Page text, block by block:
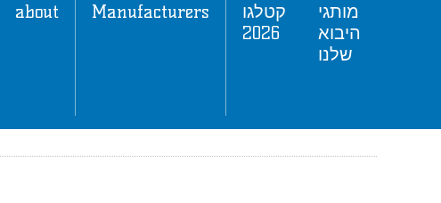
about Manufacturers
קטלגו
2026
מותגי
היבוא
שלנו